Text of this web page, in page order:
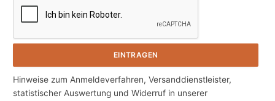
Hinweise zum Anmeldeverfahren, Versanddienstleister,
statistischer Auswertung und Widerruf in unserer